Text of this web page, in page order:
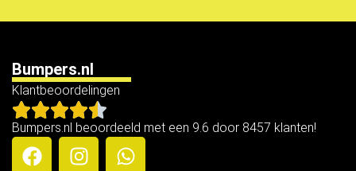
Bumpers.nl
Klantbeoordelingen
Bumpers.nl beoordeeld met een 9.6 door 8457 klanten!